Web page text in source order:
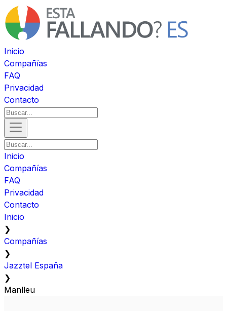
Inicio
Compañías
FAQ
Privacidad
Contacto
Inicio
Compañías
FAQ
Privacidad
Contacto
Inicio
❯
Compañías
❯
Jazztel España
❯
Manlleu